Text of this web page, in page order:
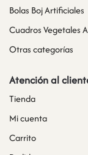
Bolas Boj Artificiales
Cuadros Vegetales
Otras categorías
Atención al
Tienda
Mi cuenta
Carrito